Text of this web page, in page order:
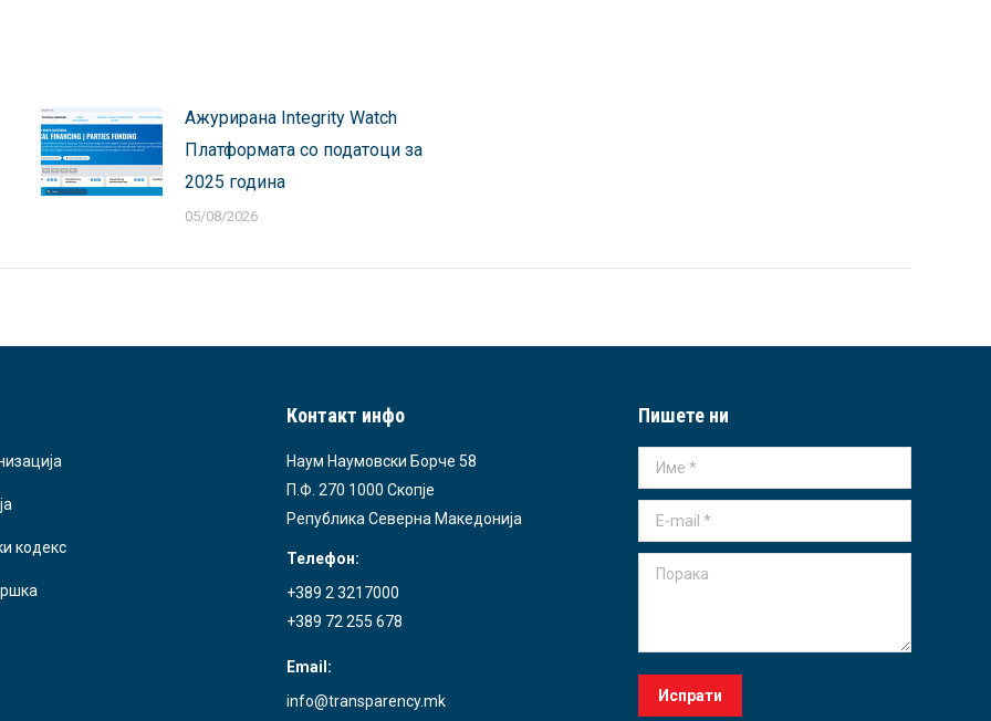
Ажурирана Integrity Watch
Платформата со податоци за
2025 година
05/08/2026
кодекс
Контакт инфо
Наум Наумовски Борче 58
П.Ф. 270 1000 Скопје
Република Северна Македонија
Телефон:
+389 2 3217000
+389 72 255 678
Email:
info@transparency.mk
Пишете ни
Име *
E-mail *
Порака
Испрати